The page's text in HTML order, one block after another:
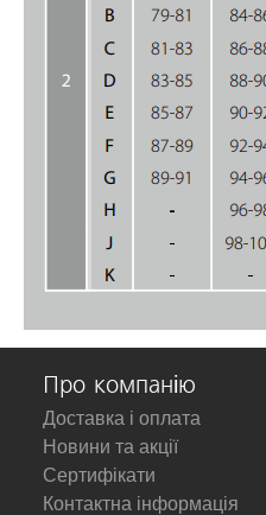
Про компанію
Доставка і оплата
Новини та акції
Сертифікати
Контактна інформація